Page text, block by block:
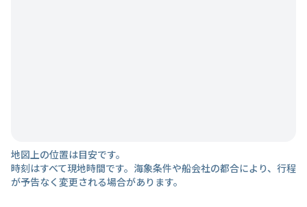
地図上の位置は目安です。
時刻はすべて現地時間です。海象条件や船会社の都合により、行程
が予告なく変更される場合があります。